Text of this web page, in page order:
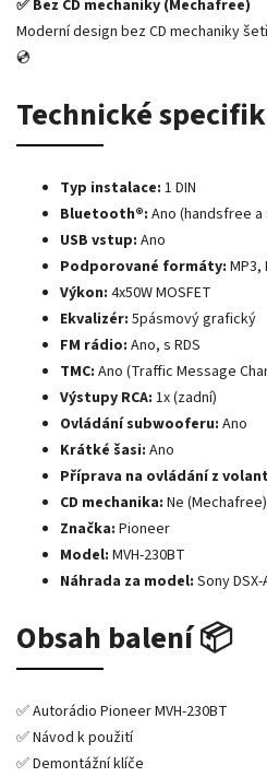
✅ Bez CD mechaniky (Mechafree)
Moderní design bez CD mechaniky
💿
Technické
Typ instalace: 1 DIN
Bluetooth®: Ano (handsfree
USB vstup: Ano
Podporované formáty: MP3,
Výkon: 4x50W MOSFET
Ekvalizér: 5pásmový grafický
FM rádio: Ano, s RDS
TMC: Ano (Traffic Message
Výstupy RCA: 1x (zadní)
Ovládání subwooferu: Ano
Krátké šasi: Ano
Příprava na ovládání z
CD mechanika: Ne (Mechafree)
Značka: Pioneer
Model: MVH-230BT
Náhrada za model: Sony
Obsah balení 📦
✅ Autorádio Pioneer MVH-230BT
✅ Návod k použití
✅ Demontážní klíče